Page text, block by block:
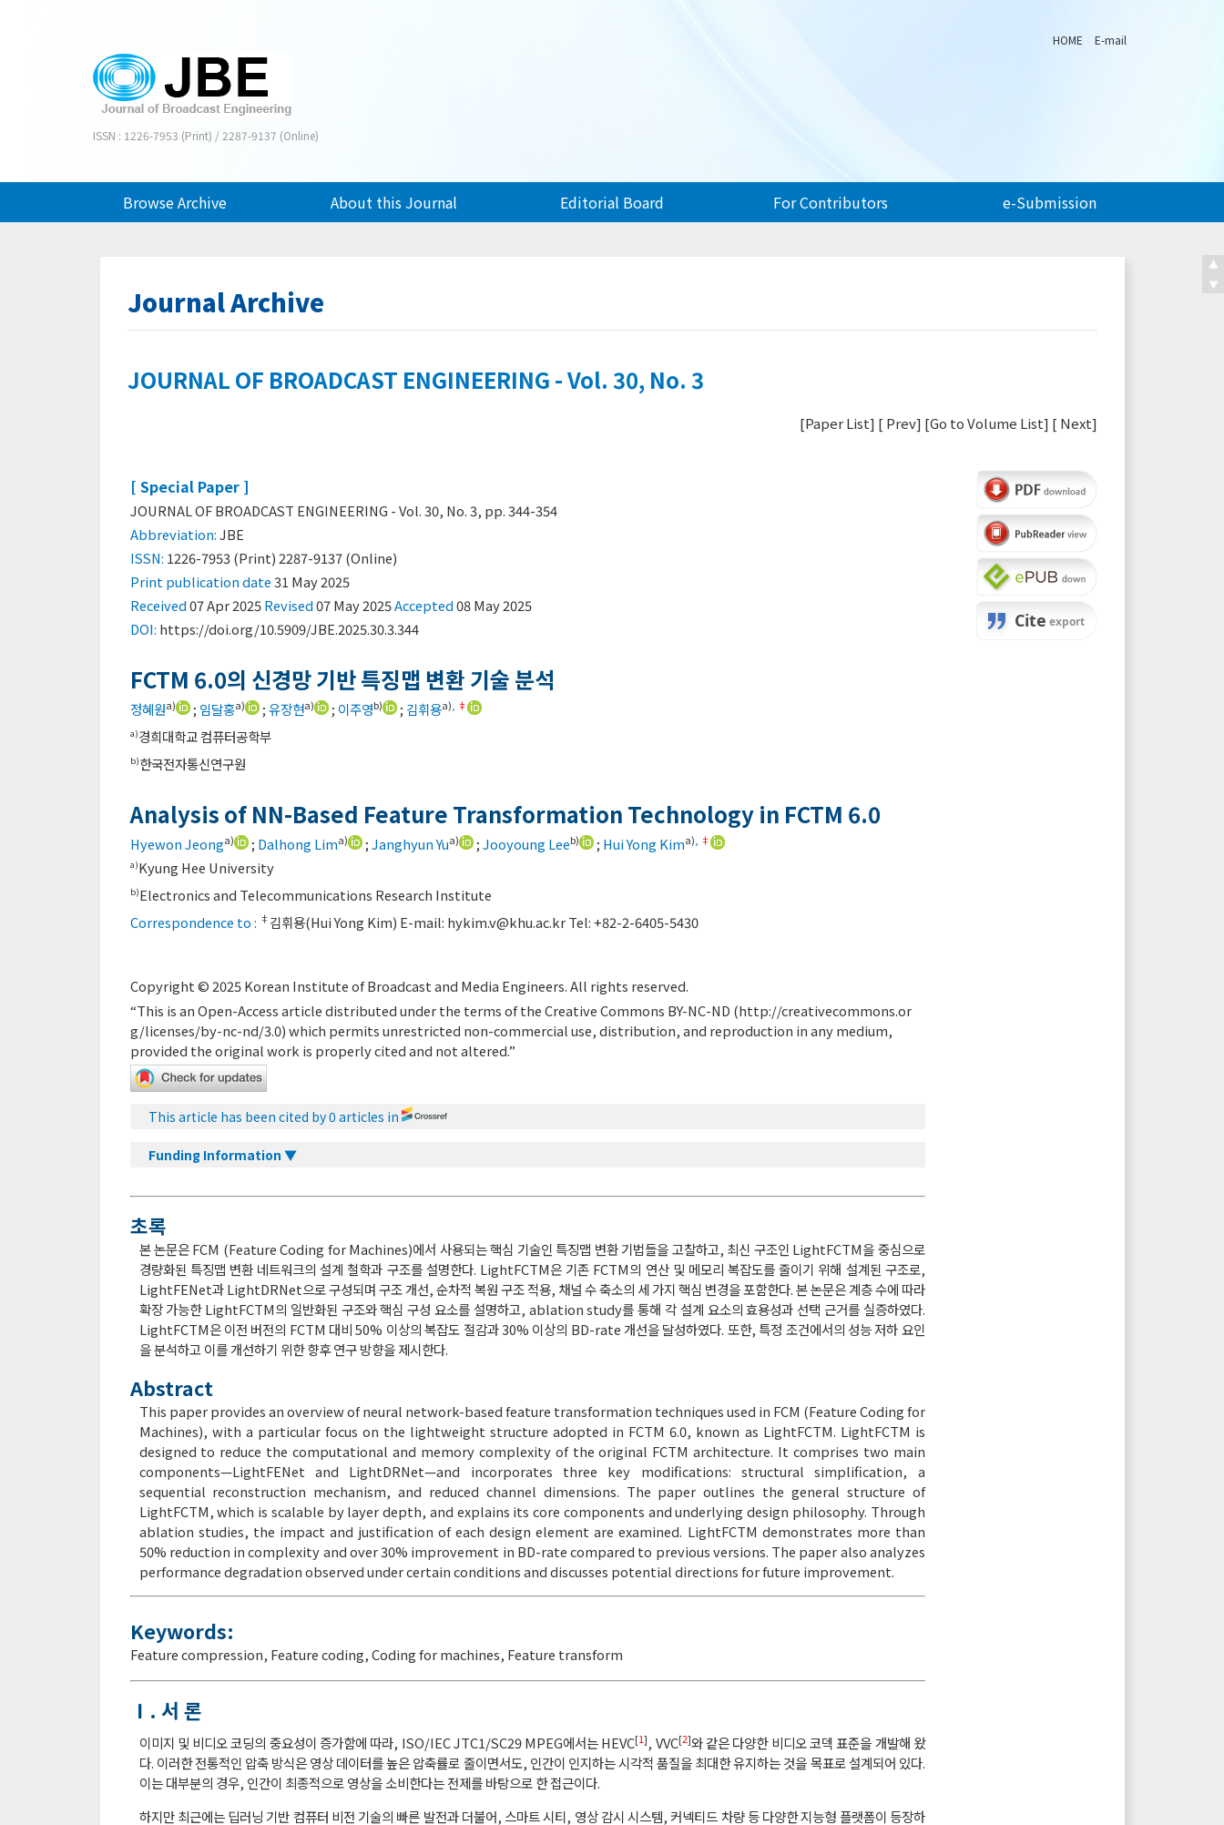
HOME E-mail
ISSN : 1226-7953 (Print) / 2287-9137 (Online)
Browse Archive About this Journal Editorial Board For Contributors e-Submission
Journal Archive
JOURNAL OF BROADCAST ENGINEERING - Vol. 30, No. 3
[Paper List] [ Prev] [Go to Volume List] [ Next]
[ Special Paper ]
JOURNAL OF BROADCAST ENGINEERING - Vol. 30, No. 3, pp. 344-354
Abbreviation:JBE
ISSN: 1226-7953 (Print) 2287-9137 (Online)
Print publication date31 May 2025
Received07 Apr 2025Revised07 May 2025Accepted08 May 2025
DOI: https://doi.org/10.5909/JBE.2025.30.3.344
FCTM 6.0의 신경망 기반 특징맵 변환 기술 분석
정혜원a) ; 임달홍a) ;유장현a) ; 이주영b) ; 김휘용a) ‡
a)경희대학교 컴퓨터공학부
b)한국전자통신연구원
Analysis of NN-Based Feature Transformation Technology in FCTM 6.0
Hyewon Jeonga) ; Dalhong Lima) ;Janghyun Yua) ;Jooyoung Leeb) ; Hui Yong Kima) ‡
a)Kyung Hee University
b)Electronics and Telecommunications Research Institute
Correspondence to : ‡ 김휘용(Hui Yong Kim) E-mail: hykim.v@khu.ac.krTel: +82-2-6405-5430
Copyright © 2025 Korean Institute of Broadcast and Media Engineers. All rights reserved.
“This is an Open-Access article distributed under the terms of the Creative Commons BY-NC-ND (http://creativecommons.or
g/licenses/by-nc-nd/3.0) which permits unrestricted non-commercial use, distribution, and reproduction in any medium,
provided the original work is properly cited and not altered.”
This article has been cited by 0 articles in
Funding Information ▼
초록
본 논문은 FCM (Feature Coding for Machines)에서 사용되는 핵심 기술인 특징맵 변환 기법들을 고찰하고, 최신 구조인 LightFCTM을 중심으로
경량화된 특징맵 변환 네트워크의 설계 철학과 구조를 설명한다. LightFCTM은 기존 FCTM의 연산 및 메모리 복잡도를 줄이기 위해 설계된 구조로,
LightFENet과 LightDRNet으로 구성되며 구조 개선, 순차적 복원 구조 적용, 채널 수 축소의 세 가지 핵심 변경을 포함한다. 본 논문은 계층 수에 따라
확장 가능한 LightFCTM의 일반화된 구조와 핵심 구성 요소를 설명하고, ablation study를 통해 각 설계 요소의 효용성과 선택 근거를 실증하였다.
LightFCTM은 이전 버전의 FCTM 대비 50% 이상의 복잡도 절감과 30% 이상의 BD-rate 개선을 달성하였다. 또한, 특정 조건에서의 성능 저하 요인
을 분석하고 이를 개선하기 위한 향후 연구 방향을 제시한다.
Abstract
This paper provides an overview of neural network-based feature transformation techniques used in FCM (Feature Coding for
Machines), with a particular focus on the lightweight structure adopted in FCTM 6.0, known as LightFCTM. LightFCTM is
designed to reduce the computational and memory complexity of the original FCTM architecture. It comprises two main
components—LightFENet and LightDRNet—and incorporates three key modifications: structural simplification, a
sequential reconstruction mechanism, and reduced channel dimensions. The paper outlines the general structure of
LightFCTM, which is scalable by layer depth, and explains its core components and underlying design philosophy. Through
ablation studies, the impact and justification of each design element are examined. LightFCTM demonstrates more than
50% reduction in complexity and over 30% improvement in BD-rate compared to previous versions. The paper also analyzes
performance degradation observed under certain conditions and discusses potential directions for future improvement.
Keywords:
Feature compression, Feature coding,Coding for machines, Feature transform
Ⅰ. 서 론
이미지 및 비디오 코딩의 중요성이 증가함에 따라, ISO/IEC JTC1/SC29 MPEG에서는 HEVC[1], VVC[2]와 같은 다양한 비디오 코덱 표준을 개발해 왔
다. 이러한 전통적인 압축 방식은 영상 데이터를 높은 압축률로 줄이면서도, 인간이 인지하는 시각적 품질을 최대한 유지하는 것을 목표로 설계되어 있다.
이는 대부분의 경우, 인간이 최종적으로 영상을 소비한다는 전제를 바탕으로 한 접근이다.
하지만 최근에는 딥러닝 기반 컴퓨터 비전 기술의 빠른 발전과 더불어, 스마트 시티, 영상 감시 시스템, 커넥티드 차량 등 다양한 지능형 플랫폼이 등장하